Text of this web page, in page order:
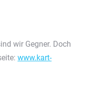
wir Gegner. Doch
www.kart-